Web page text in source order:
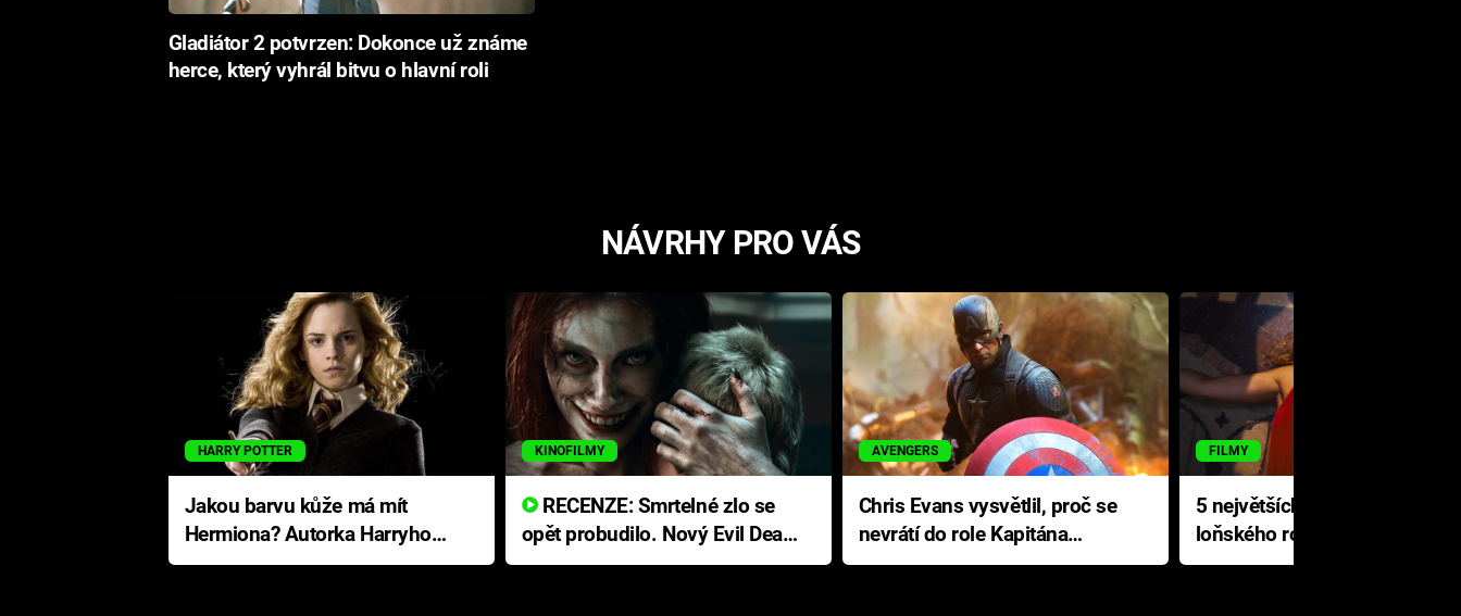
Gladiátor 2 potvrzen: Dokonce už známe
herce, který vyhrál bitvu o hlavní roli
NÁVRHY PRO VÁS
HARRY POTTER
Jakou barvu kůže má mít
Hermiona? Autorka Harryho
Pottera přišla s ráznou
KINOFILMY
RECENZE: Smrtelné zlo se
opět probudilo. Nový Evil Dead
přichází s neodolatelnou
AVENGERS
Chris Evans vysvětlil, proč se
nevrátí do role Kapitána
Ameriky
FILMY
5 největších propadáků
loňského roku: Disney na
jediné katastrofě prodělal 200